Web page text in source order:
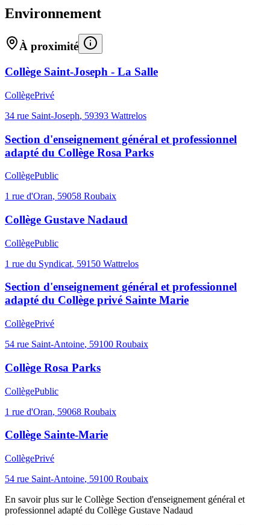
Environnement
À proximité
Collège Saint-Joseph - La Salle
CollègePrivé
34 rue Saint-Joseph, 59393 Wattrelos
Section d'enseignement général et professionnel
adapté du Collège Rosa Parks
CollègePublic
1 rue d'Oran, 59058 Roubaix
Collège Gustave Nadaud
CollègePublic
1 rue du Syndicat, 59150 Wattrelos
Section d'enseignement général et professionnel
adapté du Collège privé Sainte Marie
CollègePrivé
54 rue Saint-Antoine, 59100 Roubaix
Collège Rosa Parks
CollègePublic
1 rue d'Oran, 59068 Roubaix
Collège Sainte-Marie
CollègePrivé
54 rue Saint-Antoine, 59100 Roubaix
En savoir plus sur le Collège Section d'enseignement général et
professionnel adapté du Collège Gustave Nadaud